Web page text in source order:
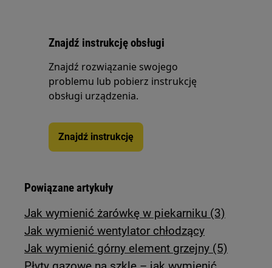
Znajdź instrukcję obsługi
Znajdź rozwiązanie swojego
problemu lub pobierz instrukcję
obsługi urządzenia.
Znajdź instrukcję
Powiązane artykuły
Jak wymienić żarówkę w piekarniku (3)
Jak wymienić wentylator chłodzący
Jak wymienić górny element grzejny (5)